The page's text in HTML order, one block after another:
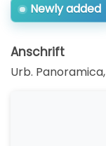
Newly added
Anschrift
Urb. Panoramica,